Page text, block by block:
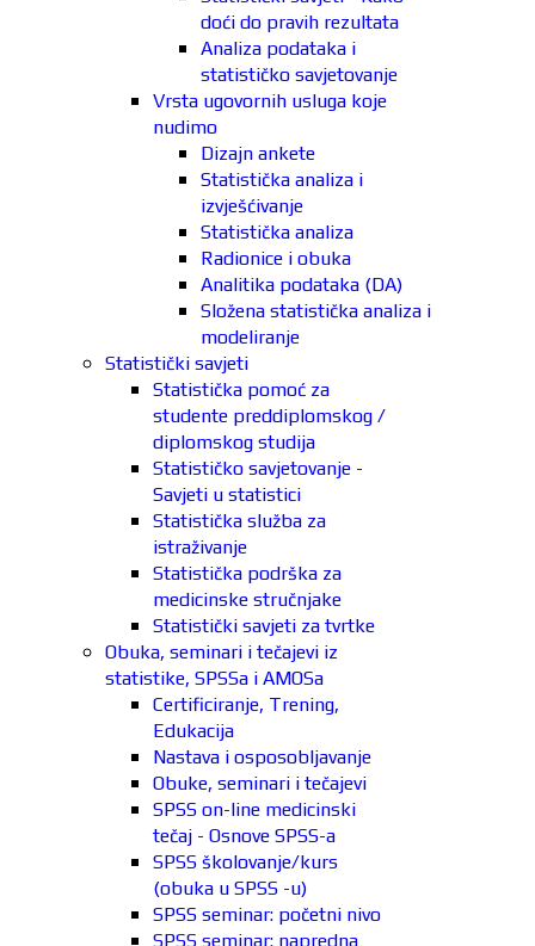
doći do pravih rezultata
Analiza podataka i
statističko savjetovanje
Vrsta ugovornih usluga koje
nudimo
Dizajn ankete
Statistička analiza i
izvješćivanje
Statistička analiza
Radionice i obuka
Analitika podataka (DA)
Složena statistička analiza i
modeliranje
Statistički savjeti
Statistička pomoć za
studente preddiplomskog /
diplomskog studija
Statističko savjetovanje -
Savjeti u statistici
Statistička služba za
istraživanje
Statistička podrška za
medicinske stručnjake
Statistički savjeti za tvrtke
Obuka, seminari i tečajevi iz
statistike, SPSSa i AMOSa
Certificiranje, Trening,
Edukacija
Nastava i osposobljavanje
Obuke, seminari i tečajevi
SPSS on-line medicinski
tečaj - Osnove SPSS-a
SPSS školovanje/kurs
(obuka u SPSS -u)
SPSS seminar: početni nivo
SPSS seminar: napredna